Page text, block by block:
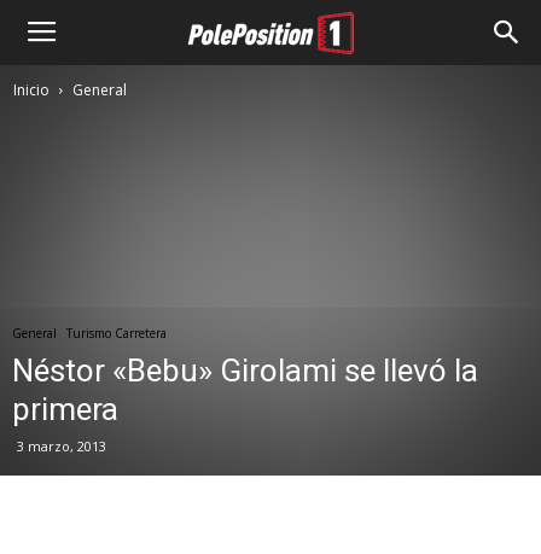
Inicio General
General Turismo Carretera
Néstor «Bebu» Girolami se llevó la
primera
3 marzo, 2013